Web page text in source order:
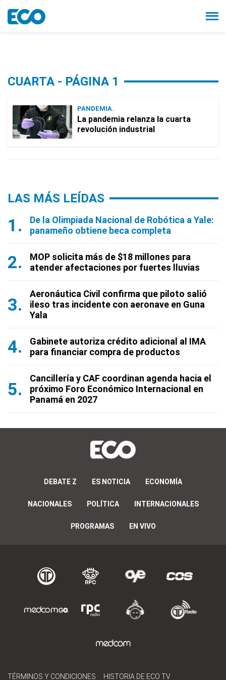
CUARTA - PÁGINA 1
PANDEMIA.
La pandemia relanza la cuarta
revolución industrial
LAS MÁS LEÍDAS
De la Olimpiada Nacional de Robótica a Yale:
panameño obtiene beca completa
MOP solicita más de $18 millones para
atender afectaciones por fuertes lluvias
Aeronáutica Civil confirma que piloto salió
ileso tras incidente con aeronave en Guna
Yala
Gabinete autoriza crédito adicional al IMA
para financiar compra de productos
Cancillería y CAF coordinan agenda hacia el
próximo Foro Económico Internacional en
Panamá en 2027
DEBATE Z ES NOTICIA ECONOMÍA
NACIONALES POLÍTICA INTERNACIONALES
PROGRAMAS EN VIVO
TÉRMINOS Y CONDICIONES HISTORIA DE ECO TV